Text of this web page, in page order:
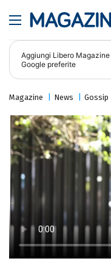
Aggiungi Libero Magazine
Google preferite
Magazine News Gossip